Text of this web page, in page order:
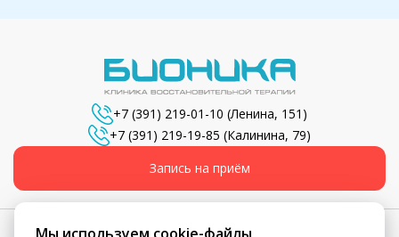
+7 (391) 219-01-10 (Ленина, 151)
+7 (391) 219-19-85 (Калинина, 79)
Запись на приём